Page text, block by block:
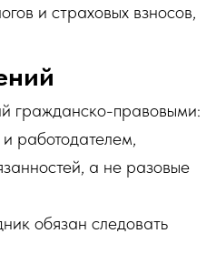
и страховых взносов,
гражданско-правовыми:
работодателем,
а не разовые
обязан следовать